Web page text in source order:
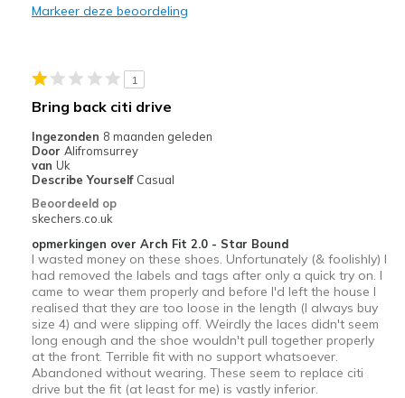
Sizing
Feels true to size
Markeer deze beoordeling
1
Bring back citi drive
Ingezonden 8 maanden geleden
Door Alifromsurrey
van Uk
Describe Yourself Casual
Beoordeeld op
skechers.co.uk
opmerkingen over Arch Fit 2.0 - Star Bound
I wasted money on these shoes. Unfortunately (& foolishly) I
had removed the labels and tags after only a quick try on. I
came to wear them properly and before I'd left the house I
realised that they are too loose in the length (I always buy
size 4) and were slipping off. Weirdly the laces didn't seem
long enough and the shoe wouldn't pull together properly
at the front. Terrible fit with no support whatsoever.
Abandoned without wearing. These seem to replace citi
drive but the fit (at least for me) is vastly inferior.